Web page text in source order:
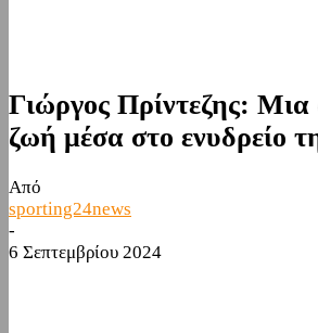
Γιώργος Πρίντεζης: Μια
ζωή μέσα στο ενυδρείο
Από
sporting24news
-
6 Σεπτεμβρίου 2024